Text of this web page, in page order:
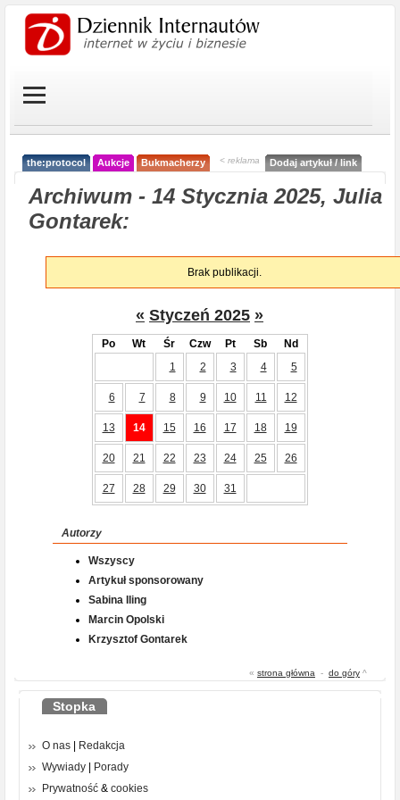
the:protocol Aukcje Bukmacherzy < reklama Dodaj artykuł / link
Archiwum - 14 Stycznia 2025, Julia
Gontarek:
Brak publikacji.
« Styczeń 2025 »
Po Wt Śr Czw Pt Sb
Nd
1
2 3 4 5
6 7 8 9 10 11 12
13 14 15 16 17 18 19
20 21 22 23 24 25 26
27 28 29 30 31
Autorzy
Wszyscy
Artykuł sponsorowany
Sabina Iling
Marcin Opolski
Krzysztof Gontarek
« strona główna - do góry ^
Stopka
O nas
Redakcja
Wywiady
Porady
Prywatność & cookies